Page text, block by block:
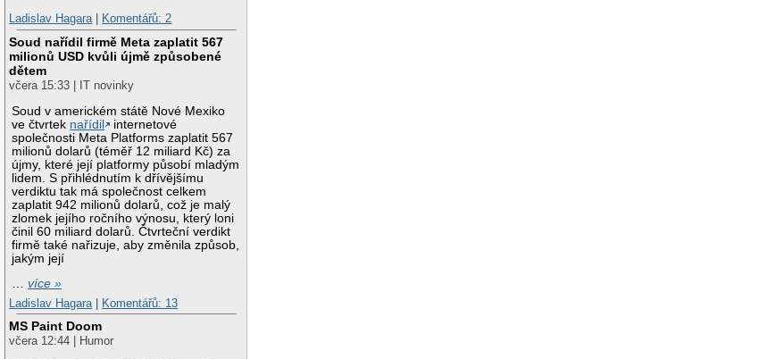
Ladislav Hagara| Komentářů: 2
Soud nařídil firmě Meta zaplatit 567
milionů USD kvůli újmě způsobené
dětem
včera 15:33 | IT novinky
Soud v americkém státě Nové Mexiko
ve čtvrtek nařídil
internetové
společnosti Meta Platforms zaplatit 567
milionů dolarů (téměř 12 miliard Kč) za
újmy, které její platformy působí mladým
lidem. S přihlédnutím k dřívějšímu
verdiktu tak má společnost celkem
zaplatit 942 milionů dolarů, což je malý
zlomek jejího ročního výnosu, který loni
činil 60 miliard dolarů. Čtvrteční verdikt
firmě také nařizuje, aby změnila způsob,
jakým její
…více »
Ladislav Hagara
Komentářů: 13
MS Paint Doom
včera 12:44 | Humor